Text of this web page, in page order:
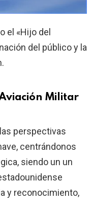
el «Hijo del
del público y la
Militar
perspectivas
centrándonos
siendo un un
y reconocimiento,